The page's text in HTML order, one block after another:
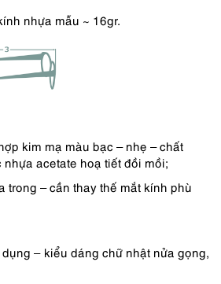
nhựa mẫu ~ 16gr.
kim mạ màu bạc – nhẹ – chất
acetate hoạ tiết đồi mồi;
trong – cần thay thế mắt kính phù
– kiểu dáng chữ nhật nửa gọng,